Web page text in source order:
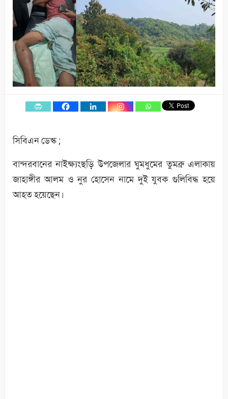
সিবিএন ডেস্ক ;
বান্দরবানের নাইক্ষ্যংছড়ি উপজেলার ঘুমধুমের তুমব্রু এলাকায়
জাহাঙ্গীর আলম ও নুর হোসেন নামে দুই যুবক গুলিবিদ্ধ হয়ে
আহত হয়েছেন।